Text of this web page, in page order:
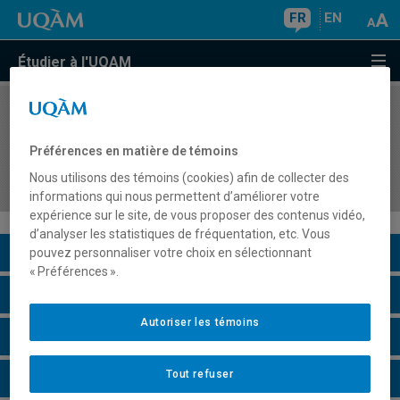
FR EN
Étudier à l'UQAM
COURS//
disciplines du domaine Culture et citoyenneté
québécoise au secondaire
Description du cours
Horaire - Automne 2026
Préférences en matière de témoins
Nous utilisons des témoins (cookies) afin de collecter des
informations qui nous permettent d’améliorer votre
expérience sur le site, de vous proposer des contenus vidéo,
d’analyser les statistiques de fréquentation, etc. Vous
pouvez personnaliser votre choix en sélectionnant
« Préférences ».
Tout refuser
Autoriser les témoins